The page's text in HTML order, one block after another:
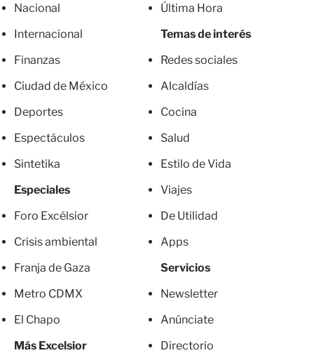
Nacional
Internacional
Finanzas
Ciudad de México
Deportes
Espectáculos
Sintetika
Especiales
Foro Excélsior
Crisis ambiental
Franja de Gaza
Metro CDMX
El Chapo
Más Excelsior
Última Hora
Temas de interés
Redes sociales
Alcaldías
Cocina
Salud
Estilo de Vida
Viajes
De Utilidad
Apps
Servicios
Newsletter
Anúnciate
Directorio